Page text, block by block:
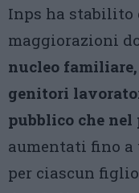
Inps ha stabilito
maggiorazioni
nucleo
genitori
pubblico che nel
aumentati fino a
per ciascun